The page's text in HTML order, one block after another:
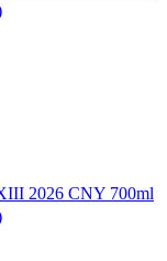
2026 CNY 700ml